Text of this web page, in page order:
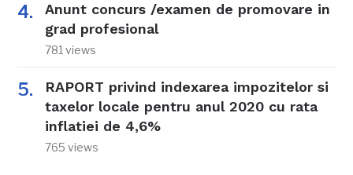
Anunt concurs /examen de promovare in
grad profesional
781 views
RAPORT privind indexarea impozitelor si
taxelor locale pentru anul 2020 cu rata
inflatiei de 4,6%
765 views